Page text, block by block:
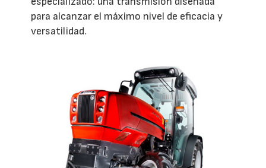
para alcanzar el máximo nivel de eficacia y
versatilidad.